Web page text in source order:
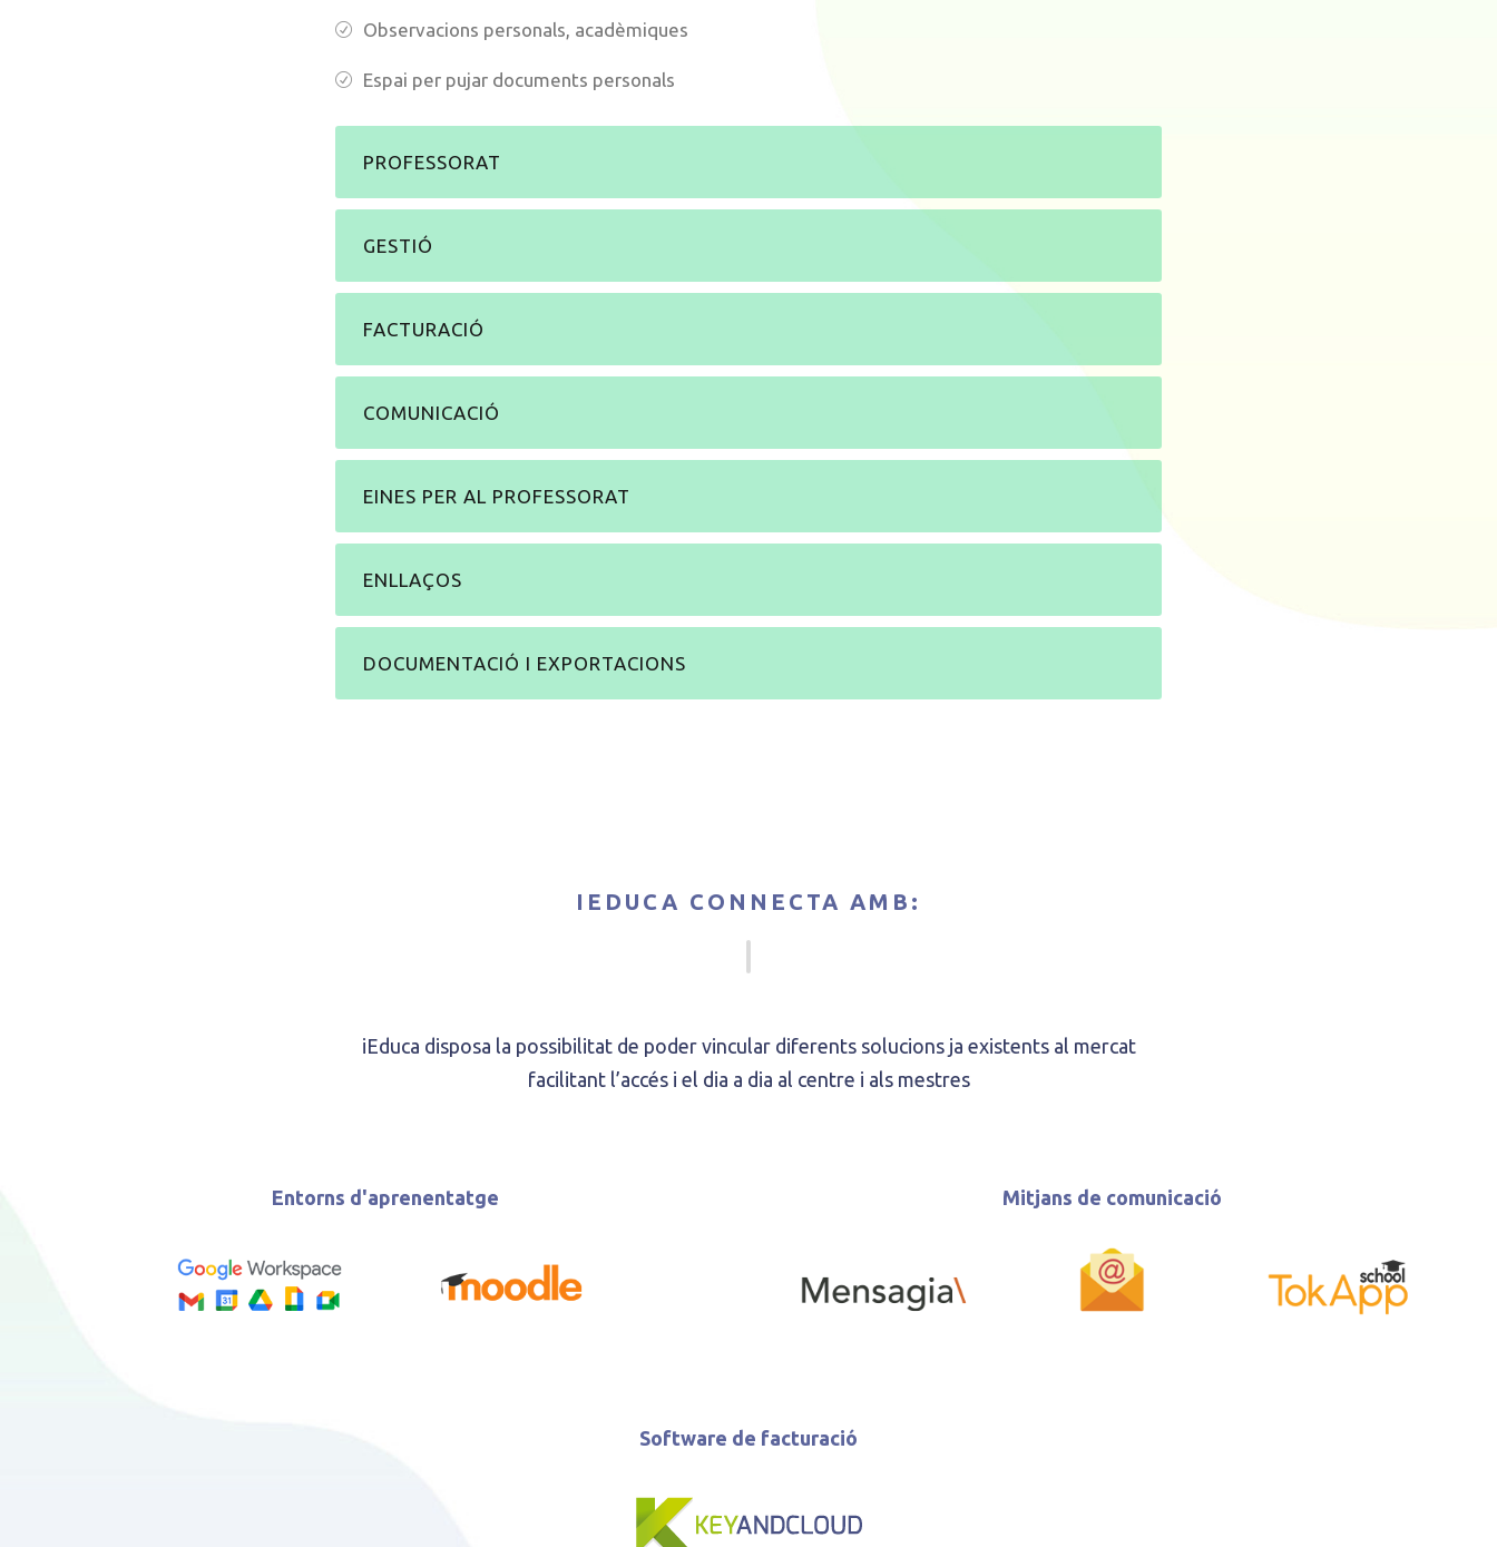
Observacions personals, acadèmiques
Espai per pujar documents personals
PROFESSORAT
GESTIÓ
FACTURACIÓ
COMUNICACIÓ
EINES PER AL PROFESSORAT
ENLLAÇOS
DOCUMENTACIÓ I EXPORTACIONS
IEDUCA CONNECTA AMB:
iEduca disposa la possibilitat de poder vincular diferents solucions ja existents al mercat
facilitant l’accés i el dia a dia al centre i als mestres
Entorns d'aprenentatge Mitjans de comunicació
Software de facturació